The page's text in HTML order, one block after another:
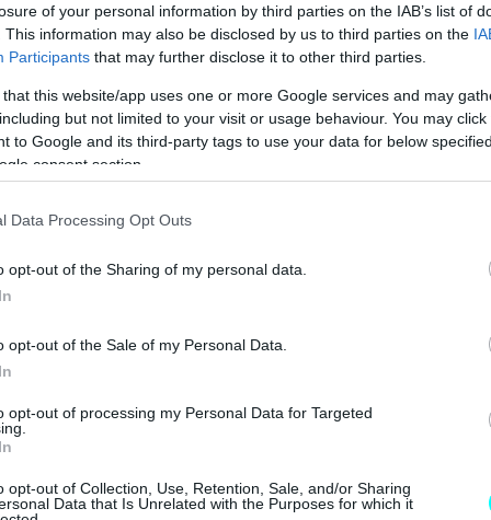
of your personal information by third parties on the IAB’s list of
This information may also be disclosed by us to third parties on the
Participants that may further disclose it to other third parties.
that this website/app uses one or more Google services and may
but not limited to your visit or usage behaviour. You may
to Google and its third-party tags to use your data for below
consent section.
Data Processing Opt Outs
opt-out of the Sharing of my personal data.
opt-out of the Sale of my Personal Data.
opt-out of processing my Personal Data for Targeted
opt-out of Collection, Use, Retention, Sale, and/or Sharing
Data that Is Unrelated with the Purposes for which it
4 ΕΠΙΣΤΡΕΦΕΙ -ΠΟΣΟ ΚΟΣΤΙΖΕΙ
τον δίλιτρο Turbo βενζινοκινητήρα των 200 ίππων
η οποία "ντύθηκε στα χρώματα των Carabinieri,
μετατροπές που ενισχύουν την ασφάλεια αυτών